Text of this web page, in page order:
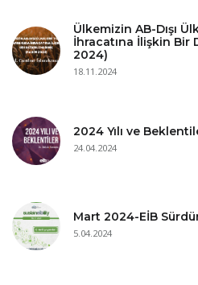
Ülkemizin AB-Dışı
İhracatına İlişkin Bir
2024)
18.11.2024
2024 Yılı ve
24.04.2024
Mart 2024-EİB
5.04.2024